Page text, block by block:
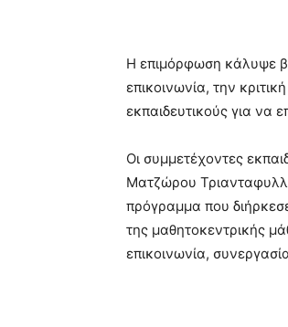
Η επιμόρφωση κάλυψε
επικοινωνία, την
εκπαιδευτικούς για να
Οι συμμετέχοντες
Ματζώρου
πρόγραμμα που
της μαθητοκεντρικής
επικοινωνία,